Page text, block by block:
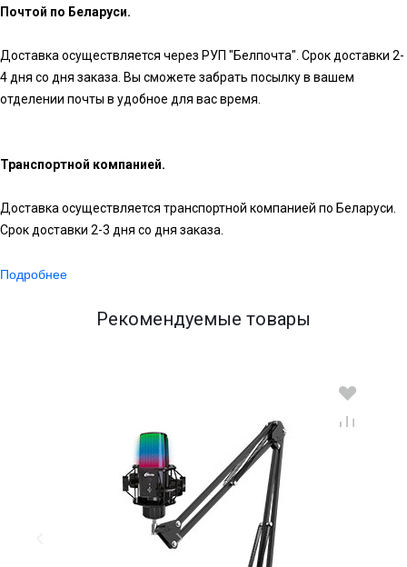
Почтой по Беларуси.
Доставка осуществляется через РУП "Белпочта". Срок доставки 2-
4 дня со дня заказа. Вы сможете забрать посылку в вашем
отделении почты в удобное для вас время.
Транспортной компанией.
Доставка осуществляется транспортной компанией по Беларуси.
Срок доставки 2-3 дня со дня заказа.
Подробнее
Рекомендуемые товары